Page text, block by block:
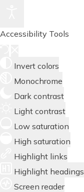
Accessibility Tools
Invert colors
Monochrome
Dark contrast
Light contrast
Low saturation
High saturation
Highlight links
Highlight headings
Screen reader